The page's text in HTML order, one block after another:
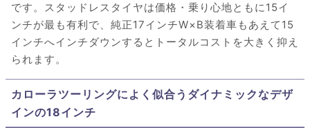
です。スタッドレスタイヤは価格・乗り心地ともに15イ
ンチが最も有利で、純正17インチW×B装着車もあえて15
インチへインチダウンするとトータルコストを大きく抑え
られます。
カローラツーリングによく似合うダイナミックなデザ
インの18インチ